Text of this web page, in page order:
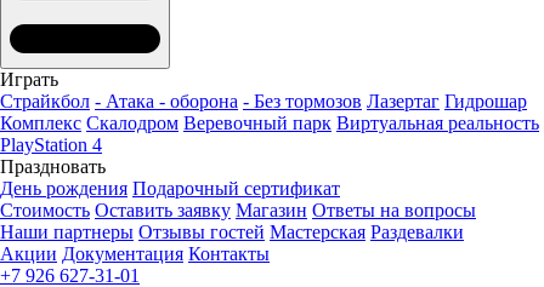
Играть
Страйкбол - Атака - оборона - Без тормозов Лазертаг Гидрошар
Комплекс Скалодром Веревочный парк Виртуальная реальность
PlayStation 4
Праздновать
День рождения Подарочный сертификат
Стоимость Оставить заявку Магазин Ответы на вопросы
Наши партнеры Отзывы гостей Мастерская Раздевалки
Акции Документация Контакты
+7 926 627-31-01